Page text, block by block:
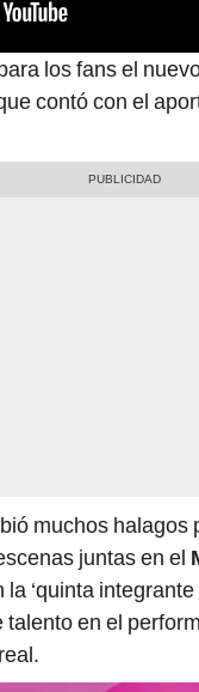
los fans el
contó con el
muchos halagos
juntas en el
‘quinta
en el